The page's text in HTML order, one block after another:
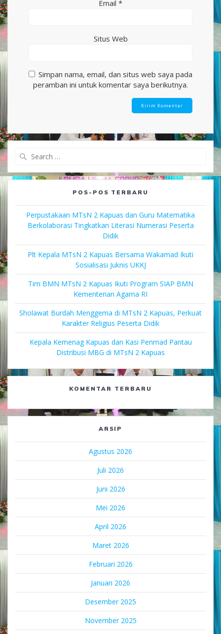
Email *
Situs Web
Simpan nama, email, dan situs web saya pada
peramban ini untuk komentar saya berikutnya.
POS-POS TERBARU
Perpustakaan MTsN 2 Kapuas dan Guru Matematika
Berkolaborasi Tingkatkan Literasi Numerasi Peserta
Didik
Plt Kepala MTsN 2 Kapuas Bersama Wakamad Ikuti
Sosialisasi Juknis UKKJ
Tim BMN MTsN 2 Kapuas Ikuti Program SIAP BMN
Kementerian Agama RI
Sholawat Burdah Menggema di MTsN 2 Kapuas, Perkuat
Karakter Religius Peserta Didik
Kepala Kemenag Kapuas dan Kasi Penmad Pantau
Distribusi MBG di MTsN 2 Kapuas
KOMENTAR TERBARU
ARSIP
Agustus 2026
Juli 2026
Juni 2026
Mei 2026
April 2026
Maret 2026
Februari 2026
Januari 2026
Desember 2025
November 2025